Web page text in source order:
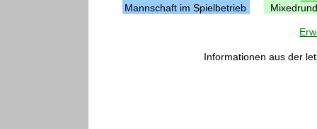
Mannschaft im Spielbetrieb
Informationen aus der